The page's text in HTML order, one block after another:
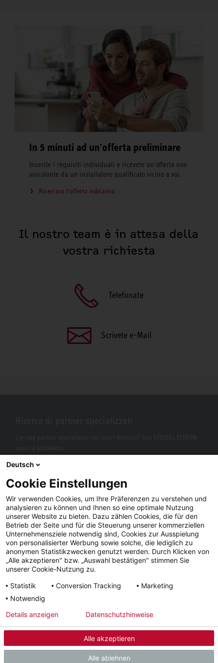
In 5 minuti ad un'offerta preliminare
Inserite i requisiti individuali e ricevete un'offerta non
vincolante da un installatore qualificato vicino a voi.
Ricevi ora l‘offerta indicativa
Il nostro team è in attesa della
vostra richiesta
Telefonate
Scrivete e-Mail
legali generali dati consegna
Facebook YouTube LinkedIn
Instagram
© 2026 - STIEBEL ELTRON GmbH & Co. KG (DE)
Deutsch
Cookie Einstellungen
Wir verwenden Cookies, um Ihre Präferenzen zu verstehen und
analysieren zu können und Ihnen so eine optimale Nutzung
unserer Website zu bieten. Dazu zählen Cookies, die für den
Betrieb der Seite und für die Steuerung unserer kommerziellen
Unternehmensziele notwendig sind, Cookies zur Ausspielung
von personalisierter Werbung sowie solche, die lediglich zu
anonymen Statistikzwecken genutzt werden. Durch Klicken von
„Alle akzeptieren" bzw. „Auswahl bestätigen" stimmen Sie
unserer Cookie-Nutzung zu.
Statistik
Conversion Tracking
Marketing
Notwendig
Alle akzeptieren
Alle ablehnen
Details anzeigen Datenschutzhinweise